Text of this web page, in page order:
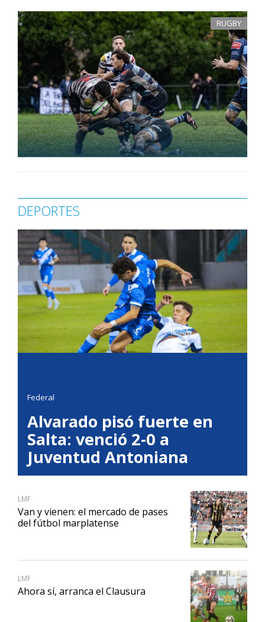
RUGBY
DEPORTES
Federal
Alvarado pisó fuerte en
Salta: venció 2-0 a
Juventud Antoniana
LMF
Van y vienen: el mercado de pases
del fútbol marplatense
LMF
Ahora sí, arranca el Clausura